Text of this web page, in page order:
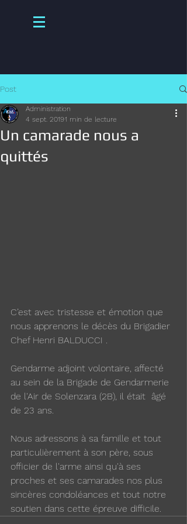
Post
Un camarade nous a
quittés
Administration
4 sept. 20191 min de lecture
C’est avec tristesse et émotion que
nous apprenons le décès du Brigadier
Chef Henri BALDUCCI .
Gendarme adjoint volontaire, affecté
au sein de la Brigade de Gendarmerie
de l'Air de Solenzara (2B), il était  âgé
de 23 ans.
Nous adressons à sa famille et tout
particulièrement à son père, sous
officier de l'arme ainsi qu'à ses
proches et ses camarades nos plus
sincères condoléances et tout notre
soutien dans cette épreuve difficile.